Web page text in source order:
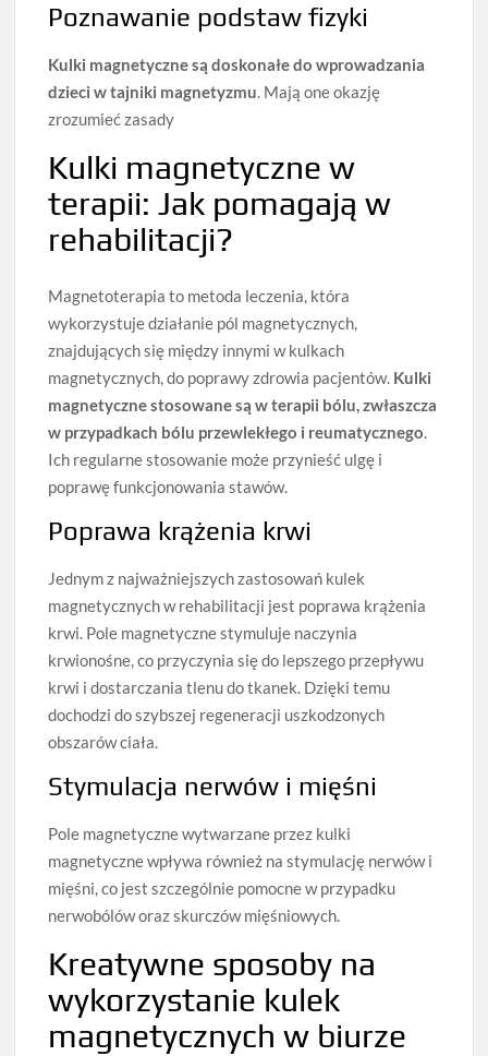
Poznawanie podstaw fizyki
Kulki magnetyczne są doskonałe do wprowadzania
dzieci w tajniki magnetyzmu. Mają one okazję
zrozumieć zasady
Kulki magnetyczne w
terapii: Jak pomagają w
rehabilitacji?
Magnetoterapia to metoda leczenia, która
wykorzystuje działanie pól magnetycznych,
znajdujących się między innymi w kulkach
magnetycznych, do poprawy zdrowia pacjentów. Kulki
magnetyczne stosowane są w terapii bólu, zwłaszcza
w przypadkach bólu przewlekłego i reumatycznego.
Ich regularne stosowanie może przynieść ulgę i
poprawę funkcjonowania stawów.
Poprawa krążenia krwi
Jednym z najważniejszych zastosowań kulek
magnetycznych w rehabilitacji jest poprawa krążenia
krwi. Pole magnetyczne stymuluje naczynia
krwionośne, co przyczynia się do lepszego przepływu
krwi i dostarczania tlenu do tkanek. Dzięki temu
dochodzi do szybszej regeneracji uszkodzonych
obszarów ciała.
Stymulacja nerwów i mięśni
Pole magnetyczne wytwarzane przez kulki
magnetyczne wpływa również na stymulację nerwów i
mięśni, co jest szczególnie pomocne w przypadku
nerwobólów oraz skurczów mięśniowych.
Kreatywne sposoby na
wykorzystanie kulek
magnetycznych w biurze